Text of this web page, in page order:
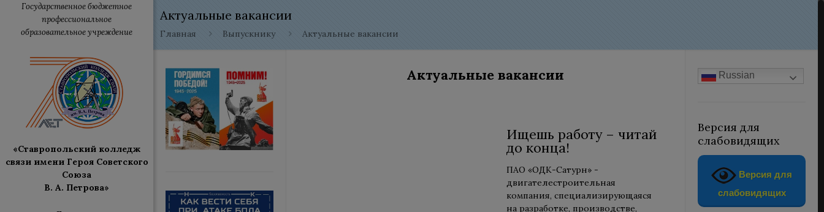
Государственное бюджетное
профессиональное
образовательное учреждение
«Ставропольский колледж
связи имени Героя Советского
Союза
В. А. Петрова»
Актуальные вакансии
Главная Выпускнику Актуальные вакансии
Актуальные вакансии
Ищешь работу – читай
до конца!
ПАО «ОДК-Сатурн» -
двигателестроительная
компания, специализирующаяся
на разработке, производстве,
Russian
Версия для
слабовидящих
Версия для
слабовидящих